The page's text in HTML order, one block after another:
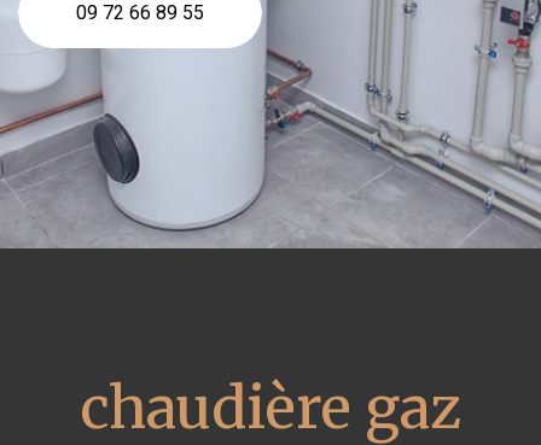
09 72 66 89 55
chaudière gaz